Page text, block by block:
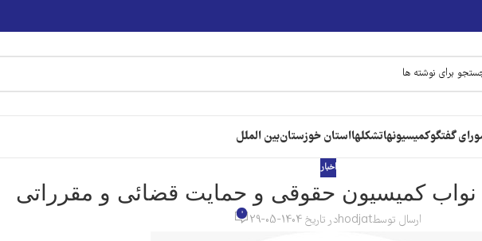
گفتگوکمیسیونهاتشکلهااستان خوزستانبین الملل
اخبار
نواب کمیسیون حقوقی و حمایت قضائی و مقرراتی
ارسال توسطhodjatدر تاریخ 1404-05-29 0